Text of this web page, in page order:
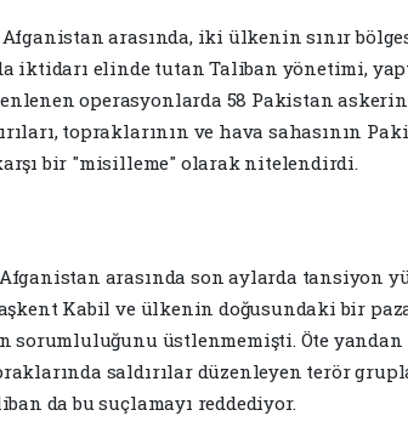
arasında, iki ülkenin sınır
iktidarı elinde tutan Taliban yönetimi,
operasyonlarda 58 Pakistan
topraklarının ve hava sahasının
bir "misilleme" olarak nitelendirdi.
arasında son aylarda tansiyon
Kabil ve ülkenin doğusundaki bir
sorumluluğunu üstlenmemişti. Öte
saldırılar düzenleyen terör
da bu suçlamayı reddediyor.